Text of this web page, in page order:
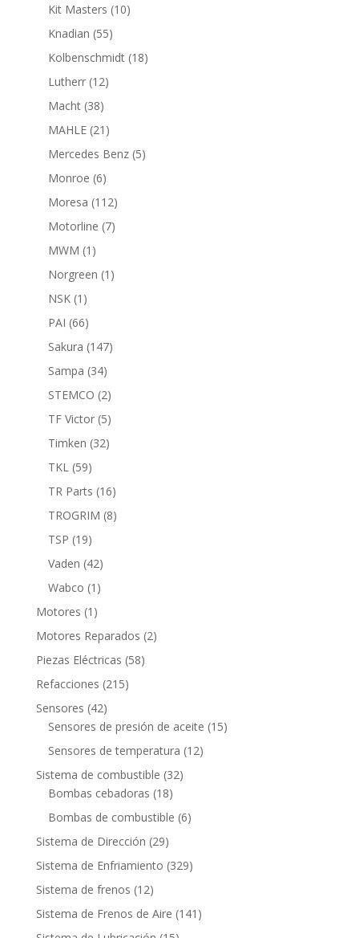
Kit Masters 1010
Knadian 5555
productos
Kolbenschmidt 1818
Lutherr 1212
Macht 3838
productos
MAHLE 21 21
productos
Mercedes Benz 55
Monroe 66
productos
Moresa 112112
productos
Motorline 77
MWM 1 1
producto
Norgreen 1 1
NSK 1 1
producto
PAI 6666
productos
Sakura 147147
Sampa 3434
productos
STEMCO 22
productos
TF Victor 55
productos
Timken 3232
TKL 5959
productos
TR Parts 1616
productos
TROGRIM 88
TSP 1919
productos
Vaden 4242
productos
Wabco 1 1
producto
Motores 1 1
producto
Motores Reparados 22
Piezas Eléctricas 5858
Refacciones 215215
Sensores 4242
productos
Sensores de presión de aceite 1515
Sensores de temperatura 1212
Sistema de combustible 3232
Bombas cebadoras 1818
productos
Bombas de combustible 66
Sistema de Dirección 2929
productos
Sistema de Enfriamiento 329329
Sistema de frenos 1212
productos
Sistema de Frenos de Aire 141 141